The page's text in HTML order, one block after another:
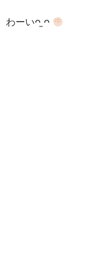
わーいᴖ ̫ᴖ